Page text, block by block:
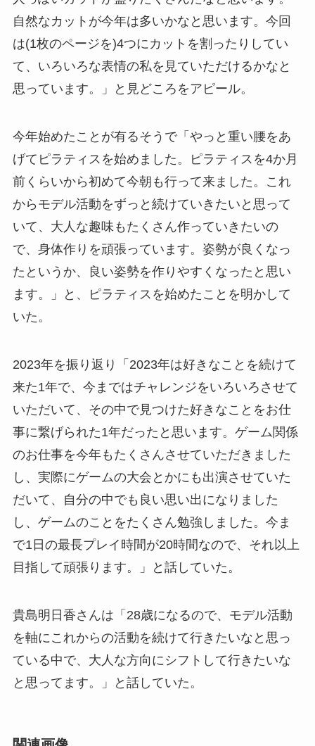
自然なカットが今年は多いかなと思います。今回
は(1枚のページを)4つにカットを割ったりしてい
て、いろいろな表情の私を見ていただけるかなと
思っています。」と見どころをアピール。
今年始めたことが有るそうで「やっと重い腰をあ
げてピラティスを始めました。ピラティスを4か月
前くらいから初めて今朝も行って来ました。これ
からモデル活動をずっと続けていきたいと思って
いて、大人な趣味もたくさん作っていきたいの
で、身体作りを頑張っています。姿勢が良くなっ
たというか、良い姿勢を作りやすくなったと思い
ます。」と、ピラティスを始めたことを明かして
いた。
2023年を振り返り「2023年は好きなことを続けて
来た1年で、今まではチャレンジをいろいろさせて
いただいて、その中で見つけた好きなことをお仕
事に繋げられた1年だったと思います。ゲーム関係
のお仕事を今年もたくさんさせていただきました
し、実際にゲームの大会とかにも出演させていた
だいて、自分の中でも良い思い出になりました
し、ゲームのことをたくさん勉強しました。今ま
で1日の最長プレイ時間が20時間なので、それ以上
目指して頑張ります。」と話していた。
貴島明日香さんは「28歳になるので、モデル活動
を軸にこれからの活動を続けて行きたいなと思っ
ている中で、大人な方向にシフトして行きたいな
と思ってます。」と話していた。